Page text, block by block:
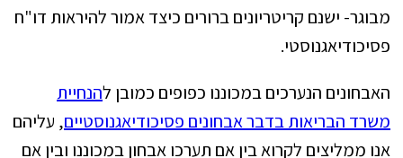
מבוגר- ישנם קריטריונים ברורים כיצד אמור להיראות דו"ח
פסיכודיאגנוסטי.
האבחונים הנערכים במכוננו כפופים כמובן להנחיית
משרד הבריאות בדבר אבחונים פסיכודיאגנוסטיים, עליהם
אנו ממליצים לקרוא בין אם תערכו אבחון במכוננו ובין אם